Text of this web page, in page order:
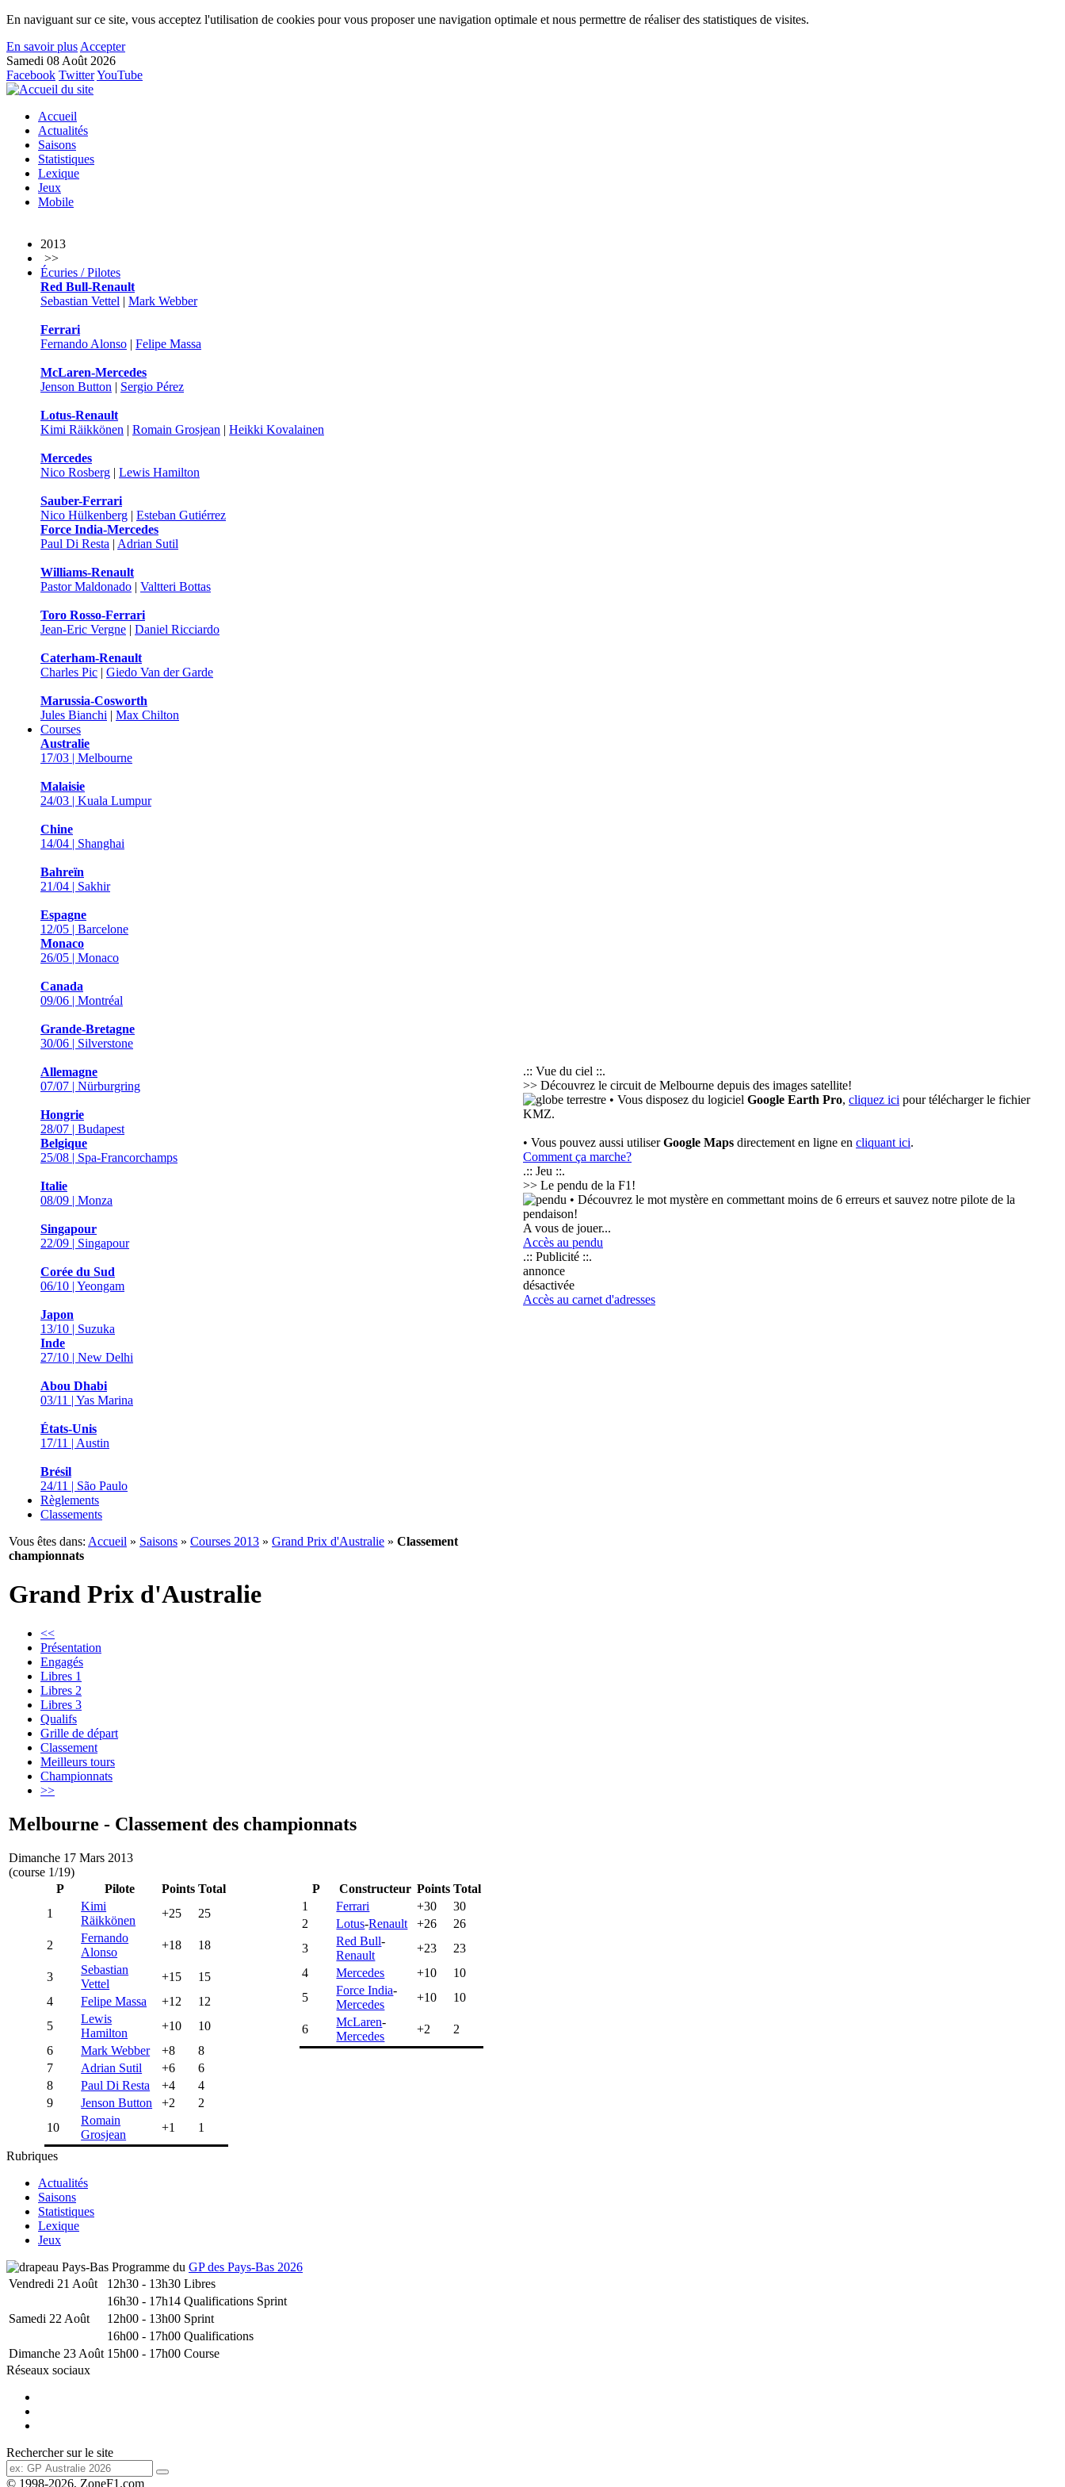
En naviguant sur ce site, vous acceptez l'utilisation de cookies pour vous proposer une navigation optimale et nous permettre de réaliser des statistiques de visites.
En savoir plus Accepter
Samedi 08 Août 2026
Facebook TwitterYouTube
Accueil
Actualités
Saisons
Statistiques
Lexique
Jeux
Mobile
2013
>>
Écuries / Pilotes
Red Bull-Renault
Sebastian Vettel | Mark Webber
Ferrari
Fernando Alonso | Felipe Massa
McLaren-Mercedes
Jenson Button | Sergio Pérez
Lotus-Renault
Kimi Räikkönen | Romain Grosjean | Heikki Kovalainen
Mercedes
Nico Rosberg | Lewis Hamilton
Sauber-Ferrari
Nico Hülkenberg | Esteban Gutiérrez
Force India-Mercedes
Paul Di Resta | Adrian Sutil
Williams-Renault
Pastor Maldonado | Valtteri Bottas
Toro Rosso-Ferrari
Jean-Eric Vergne | Daniel Ricciardo
Caterham-Renault
Charles Pic | Giedo Van der Garde
Marussia-Cosworth
Jules Bianchi | Max Chilton
Courses
Australie
17/03 | Melbourne
Malaisie
24/03 | Kuala Lumpur
Chine
14/04 | Shanghai
Bahreïn
21/04 | Sakhir
Espagne
12/05 | Barcelone
Monaco
26/05 | Monaco
Canada
09/06 | Montréal
Grande-Bretagne
30/06 | Silverstone
Allemagne
07/07 | Nürburgring
Hongrie
28/07 | Budapest
Belgique
25/08 | Spa-Francorchamps
Italie
08/09 | Monza
Singapour
22/09 | Singapour
Corée du Sud
06/10 | Yeongam
Japon
13/10 | Suzuka
Inde
27/10 | New Delhi
Abou Dhabi
03/11 | Yas Marina
États-Unis
17/11 | Austin
Brésil
24/11 | São Paulo
Règlements
Classements
Vous êtes dans: Accueil » Saisons » Courses 2013 » Grand Prix d'Australie » Classement
championnats
Grand Prix d'Australie
<<
Présentation
Engagés
Libres 1
Libres 2
Libres 3
Qualifs
Grille de départ
Classement
Meilleurs tours
Championnats
>>
Melbourne - Classement des championnats
Dimanche 17 Mars 2013
(course 1/19)
P
Pilote Points Total
1
Kimi
Räikkönen
+25 25
2
Fernando
Alonso
+18 18
3
Sebastian
Vettel
+15
15
4
Felipe Massa +12
12
5
Lewis
Hamilton
+10
10
6
Mark Webber +8
8
7
Adrian Sutil +6
6
8
Paul Di Resta +4
4
9
Jenson Button +2
2
10
Romain
Grosjean
+1 1
P Constructeur Points Total
1
Ferrari +30
30
2
Lotus-Renault +26
26
3
Red Bull-
Renault
+23
23
4
Mercedes +10
10
5
Force India-
Mercedes
+10 10
6
McLaren-
Mercedes
+2 2
.:: Vue du ciel ::.
>> Découvrez le circuit de Melbourne depuis des images satellite!
• Vous disposez du logiciel Google Earth Pro, cliquez ici pour télécharger le fichier
KMZ.
• Vous pouvez aussi utiliserGoogle Maps directement en ligne en cliquant ici.
Comment ça marche?
.:: Jeu ::.
>> Le pendu de la F1!
• Découvrez le mot mystère en commettant moins de 6 erreurs et sauvez notre pilote de la
pendaison!
A vous de jouer...
Accès au pendu
.:: Publicité ::.
annonce
désactivée
Accès au carnet d'adresses
Rubriques
Actualités
Saisons
Statistiques
Lexique
Jeux
Programme du GP des Pays-Bas 2026
Vendredi 21 Août
12h30 - 13h30 Libres
16h30 - 17h14 Qualifications Sprint
Samedi 22 Août
12h00 - 13h00 Sprint
16h00 - 17h00 Qualifications
Dimanche 23 Août 15h00 - 17h00 Course
Réseaux sociaux
Rechercher sur le site
© 1998-2026, ZoneF1.com